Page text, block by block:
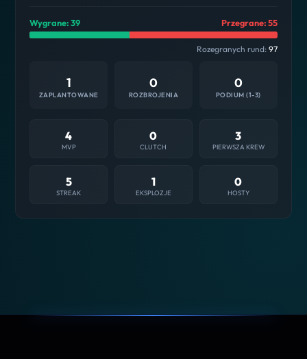
Wygrane: 39 Przegrane: 55
Rozegranych rund: 97
1
ZAPLANTOWANE
0
ROZBROJENIA
0
PODIUM (1-3)
4
MVP
0
CLUTCH
3
PIERWSZA KREW
5
STREAK
1
EKSPLOZJE
0
HOSTY